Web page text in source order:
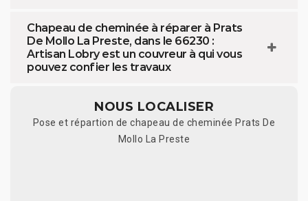
Chapeau de cheminée à réparer à Prats
De Mollo La Preste, dans le 66230 :
Artisan Lobry est un couvreur à qui vous
pouvez confier les travaux
NOUS LOCALISER
Pose et répartion de chapeau de cheminée Prats De
Mollo La Preste